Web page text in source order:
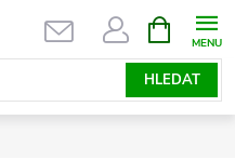
HLEDAT
NÁKUPNÍ
KOŠÍK